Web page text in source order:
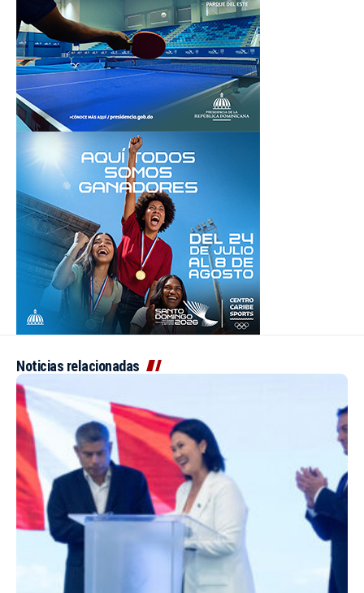
Noticias relacionadas